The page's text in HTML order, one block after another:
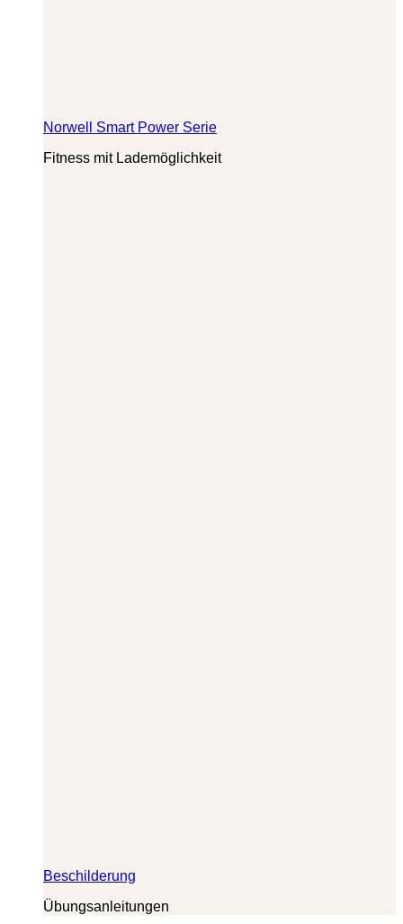
Norwell Smart Power Serie
Fitness mit Lademöglichkeit
Beschilderung
Übungsanleitungen